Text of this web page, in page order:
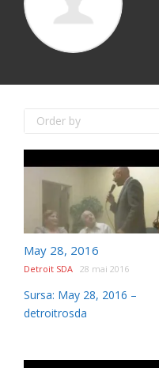
Order by
May 28, 2016
Detroit SDA 28 mai 2016
Sursa: May 28, 2016 –
detroitrosda